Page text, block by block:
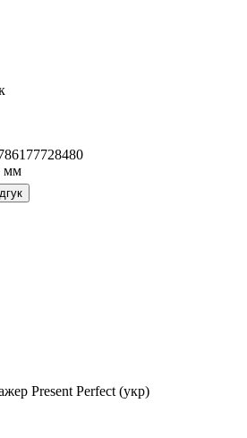
мм
Present Perfect (укр)